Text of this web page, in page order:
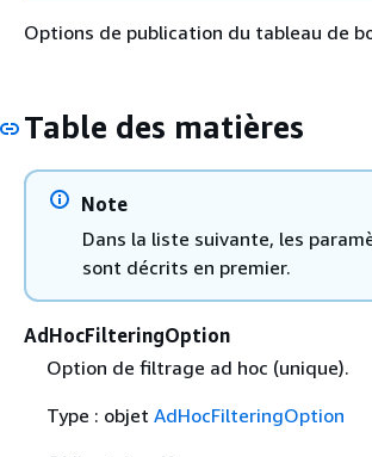
Options de publication du tableau de
Table des matières
Note
Dans la liste suivante, les
sont décrits en premier.
AdHocFilteringOption
Option de filtrage ad hoc (unique).
Type : objet AdHocFilteringOption